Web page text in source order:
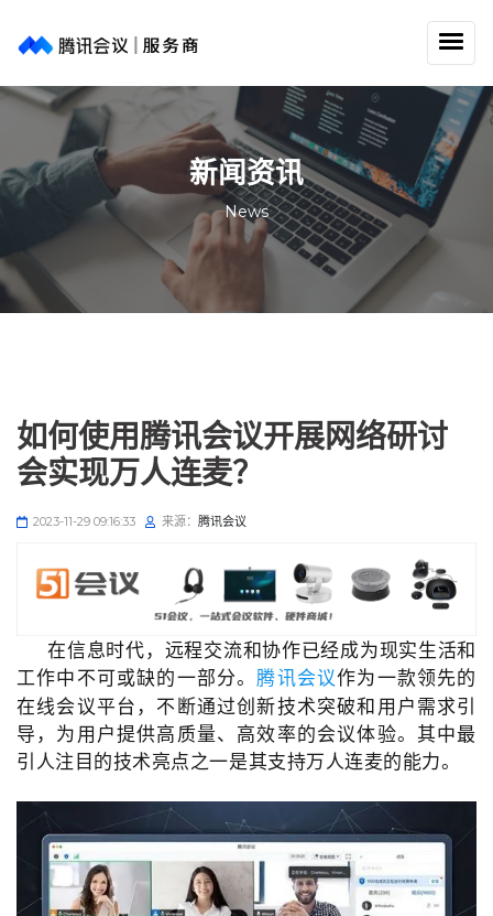
新闻资讯
News
如何使用腾讯会议开展网络研讨
会实现万人连麦？
2023-11-29 09:16:33 来源： 腾讯会议
在信息时代，远程交流和协作已经成为现实生活和
工作中不可或缺的一部分。腾讯会议作为一款领先的
在线会议平台，不断通过创新技术突破和用户需求引
导，为用户提供高质量、高效率的会议体验。其中最
引人注目的技术亮点之一是其支持万人连麦的能力。